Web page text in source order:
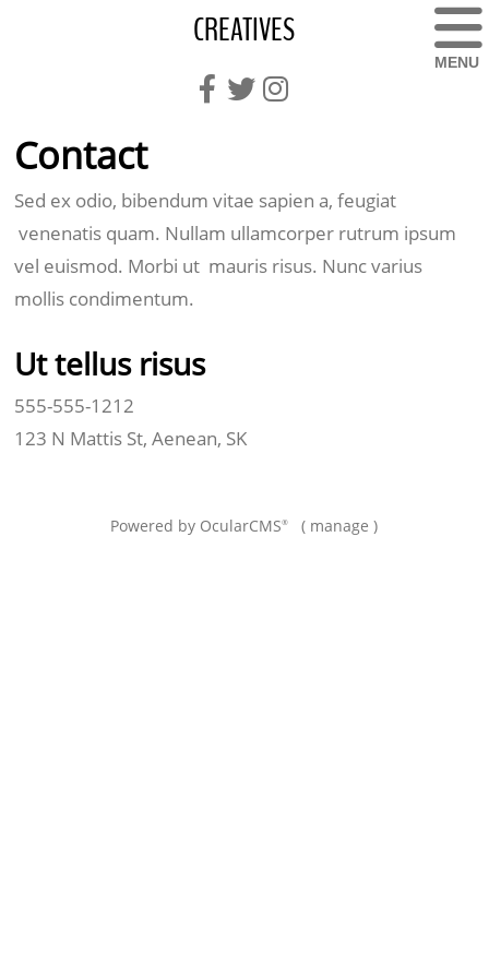
CREATIVES
MENU
Contact
Sed ex odio, bibendum vitae sapien a, feugiat
venenatis quam. Nullam ullamcorper rutrum ipsum
vel euismod. Morbi ut mauris risus. Nunc varius
mollis condimentum.
Ut tellus risus
555-555-1212
123 N Mattis St, Aenean, SK
Powered by OcularCMS® ( manage )